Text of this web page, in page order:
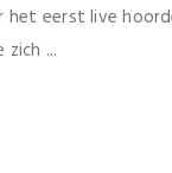
eerst live
...